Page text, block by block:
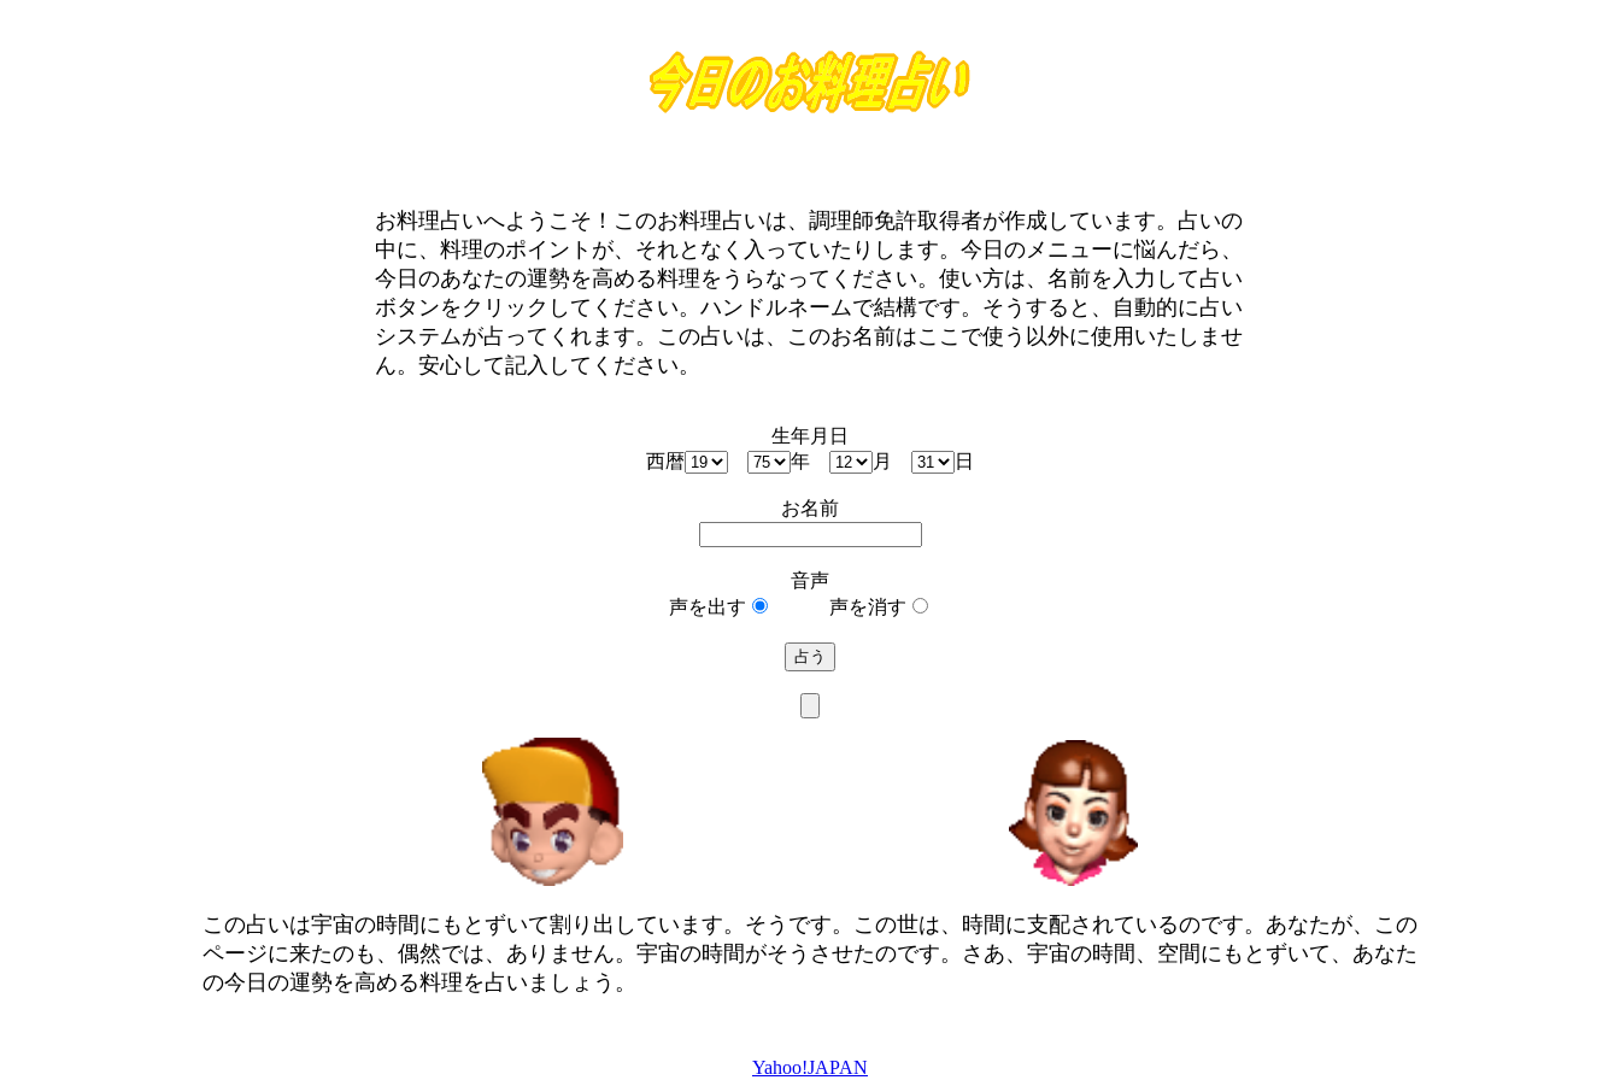
お料理占いへようこそ！このお料理占いは、調理師免許取得者が作成しています。占いの
中に、料理のポイントが、それとなく入っていたりします。今日のメニューに悩んだら、
今日のあなたの運勢を高める料理をうらなってください。使い方は、名前を入力して占い
ボタンをクリックしてください。 ハンドルネームで結構です。そうすると、自動的に占い
システムが占ってくれます。この占いは、このお名前はここで使う以外に使用いたしませ
ん。 安心して記入してください。
生年月日
西暦
年 月 日
お名前
音声
声を出す
声を消す
この占いは宇宙の時間にもとずいて割り出しています。そうです。この世は、時間に支配されているのです。あなたが、この
ページに来たのも、偶然では、ありません。宇宙の時間がそうさせたのです。さあ、宇宙の時間、空間にもとずいて、あなた
の今日の運勢を高める料理を占いましょう。
Yahoo!JAPAN